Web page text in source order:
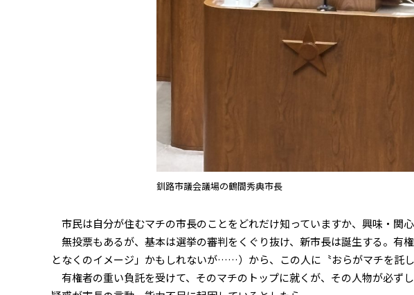
釧路市議会議場の鶴間秀典市長
市民は自分が住むマチの市長のことをどれだけ知っていますか、興味・関心
無投票もあるが、基本は選挙の審判をくぐり抜け、新市長は誕生する。有
となくのイメージ」かもしれないが……）から、この人に〝おらがマチを託
有権者の重い負託を受けて、そのマチのトップに就くが、その人物が必ず